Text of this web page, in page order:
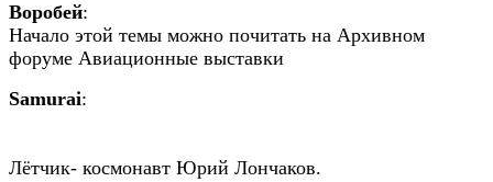
Воробей:
Начало этой темы можно почитать на Архивном
форуме Авиационные выставки
Samurai:
Лётчик- космонавт Юрий Лончаков.